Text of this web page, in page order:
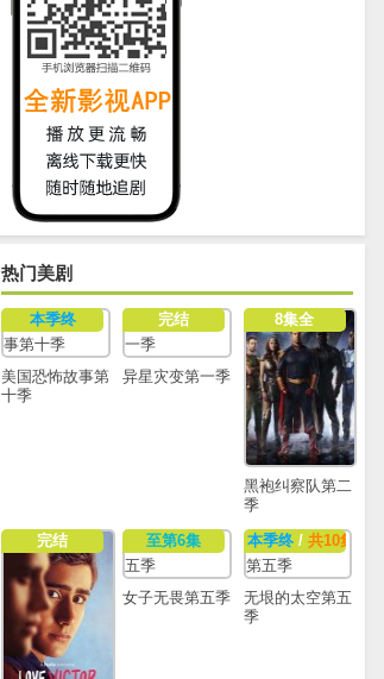
热门美剧
本季终
美国恐怖故事第
十季
完结
异星灾变第一季
8集全
黑袍纠察队第二
季
完结
至第6集
女子无畏第五季
本季终/ 共10集
无垠的太空第五
季